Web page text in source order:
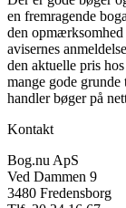
en fremragende
den
avisernes
den aktuelle pris
mange gode
handler bøger på
Kontakt
Bog.nu ApS
Ved Dammen 9
3480 Fredensborg